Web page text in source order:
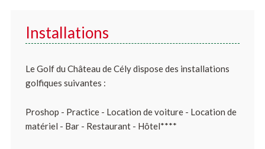
Installations
Le Golf du Château de Cély dispose des installations
golfiques suivantes :
Proshop - Practice - Location de voiture - Location de
matériel - Bar - Restaurant - Hôtel****